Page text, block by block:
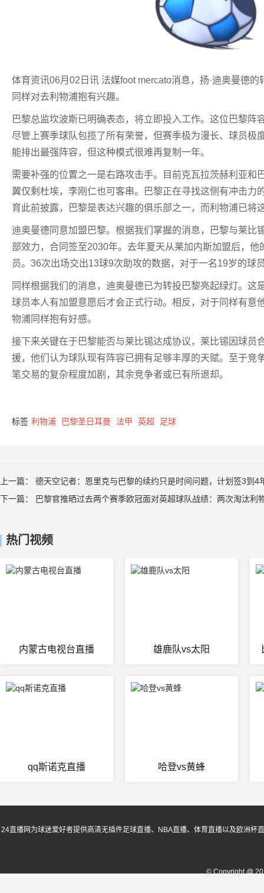
体育资讯06月02日讯 法媒foot mercato消息，扬·迪奥曼德
同样对去利物浦抱有兴趣。
巴黎总监坎波斯已明确表态，将立即投入工作。这位巴黎
尽管上赛季球队包揽了所有荣誉，但赛季极为漫长、球员极
能排出最强阵容，但这种模式很难再复制一年。
需要补强的位置之一是右路攻击手。目前克瓦拉茨赫利亚
翼仅剩杜埃，李刚仁也可客串。巴黎正在寻找这侧有冲击力
育此前披露，巴黎是表达兴趣的俱乐部之一，而利物浦已将
迪奥曼德同意加盟巴黎。根据我们掌握的消息，巴黎与莱比
部效力，合同签至2030年。去年夏天从莱加内斯加盟后，
员。36次出场交出13球9次助攻的数据，对于一名19岁的球
同样根据我们的消息，迪奥曼德已为转投巴黎亮起绿灯。
球员本人有加盟意愿后才会正式行动。相反，对于同样有
物浦同样抱有好感。
接下来关键在于巴黎能否与莱比锡达成协议，莱比锡因球员
援，他们认为球队现有阵容已拥有足够丰厚的天赋。至于竞
笔交易的复杂程度加剧，其余竞争者或已有所退却。
标签 利物浦 巴黎圣日耳曼 法甲 英超 足球
上一篇： 德天空记者：恩里克与巴黎的续约只是时间问题，计划签3到4
下一篇：
巴黎官推晒过去两个赛季欧冠面对英超球队战绩：两次淘汰利
热门视频
内蒙古电视台直播 雄鹿队vs太阳
qq斯诺克直播 哈登vs黄蜂
24直播网为球迷爱好者提供高清无插件足球直播、NBA直播、体育直播以及欧洲
© Copyright @